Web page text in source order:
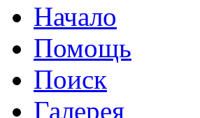
Начало
Помощь
Поиск
Галерея